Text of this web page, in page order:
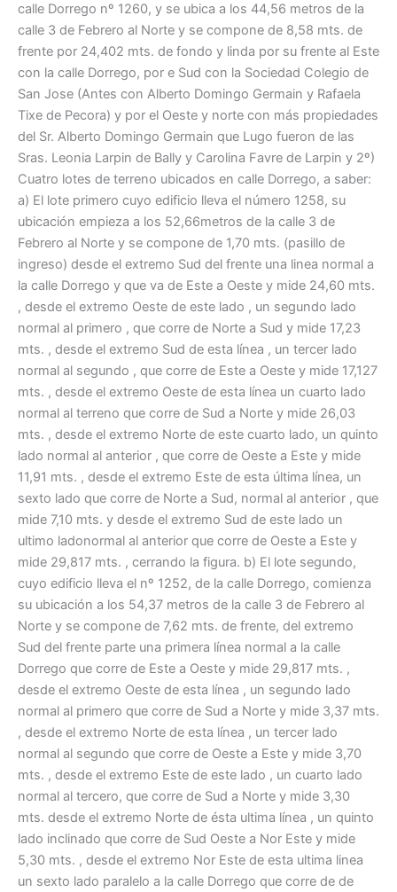
calle Dorrego nº 1260, y se ubica a los 44,56 metros de la
calle 3 de Febrero al Norte y se compone de 8,58 mts. de
frente por 24,402 mts. de fondo y linda por su frente al Este
con la calle Dorrego, por e Sud con la Sociedad Colegio de
San Jose (Antes con Alberto Domingo Germain y Rafaela
Tixe de Pecora) y por el Oeste y norte con más propiedades
del Sr. Alberto Domingo Germain que Lugo fueron de las
Sras. Leonia Larpin de Bally y Carolina Favre de Larpin y 2º)
Cuatro lotes de terreno ubicados en calle Dorrego, a saber:
a) El lote primero cuyo edificio lleva el número 1258, su
ubicación empieza a los 52,66metros de la calle 3 de
Febrero al Norte y se compone de 1,70 mts. (pasillo de
ingreso) desde el extremo Sud del frente una linea normal a
la calle Dorrego y que va de Este a Oeste y mide 24,60 mts.
, desde el extremo Oeste de este lado , un segundo lado
normal al primero , que corre de Norte a Sud y mide 17,23
mts. , desde el extremo Sud de esta línea , un tercer lado
normal al segundo , que corre de Este a Oeste y mide 17,127
mts. , desde el extremo Oeste de esta línea un cuarto lado
normal al terreno que corre de Sud a Norte y mide 26,03
mts. , desde el extremo Norte de este cuarto lado, un quinto
lado normal al anterior , que corre de Oeste a Este y mide
11,91 mts. , desde el extremo Este de esta última línea, un
sexto lado que corre de Norte a Sud, normal al anterior , que
mide 7,10 mts. y desde el extremo Sud de este lado un
ultimo ladonormal al anterior que corre de Oeste a Este y
mide 29,817 mts. , cerrando la figura. b) El lote segundo,
cuyo edificio lleva el nº 1252, de la calle Dorrego, comienza
su ubicación a los 54,37 metros de la calle 3 de Febrero al
Norte y se compone de 7,62 mts. de frente, del extremo
Sud del frente parte una primera línea normal a la calle
Dorrego que corre de Este a Oeste y mide 29,817 mts. ,
desde el extremo Oeste de esta línea , un segundo lado
normal al primero que corre de Sud a Norte y mide 3,37 mts.
, desde el extremo Norte de esta línea , un tercer lado
normal al segundo que corre de Oeste a Este y mide 3,70
mts. , desde el extremo Este de este lado , un cuarto lado
normal al tercero, que corre de Sud a Norte y mide 3,30
mts. desde el extremo Norte de ésta ultima línea , un quinto
lado inclinado que corre de Sud Oeste a Nor Este y mide
5,30 mts. , desde el extremo Nor Este de esta ultima linea
un sexto lado paralelo a la calle Dorrego que corre de de